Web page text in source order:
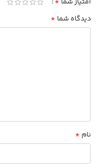
دیدگاه شما *
نام *